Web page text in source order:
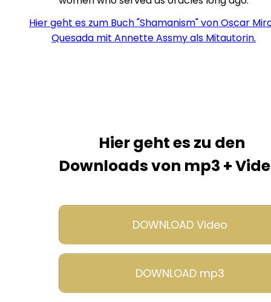
Hier geht es zum Buch "Shamanism" von Oscar
Quesada mit Annette Assmy als Mitautorin.
Hier geht es zu den
Downloads von mp3 +
DOWNLOAD Video
DOWNLOAD mp3